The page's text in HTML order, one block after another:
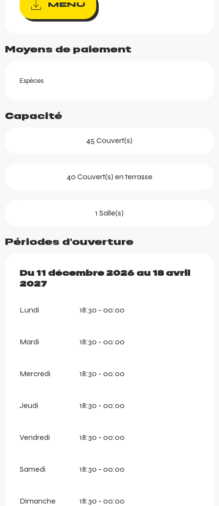
MENU
Moyens de paiement
Espèces
Capacité
45 Couvert(s)
40 Couvert(s) en terrasse
1 Salle(s)
Périodes d'ouverture
Du 11 décembre 2026 au 18 avril 2027
Du 11 décembre 2026 au 18 avril
2027
Lundi 18:30 - 00:00
Mardi 18:30 - 00:00
Mercredi 18:30 - 00:00
Jeudi 18:30 - 00:00
Vendredi 18:30 - 00:00
Samedi 18:30 - 00:00
Dimanche 18:30 - 00:00